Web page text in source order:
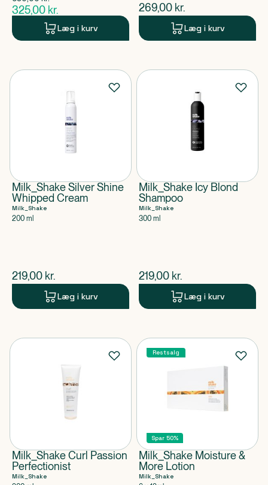
$gammel pris
$nuværende pris
325,00 kr.
Læg i kurv
$nuværende pris
269,00 kr.
Læg i kurv
Milk_Shake Silver Shine
Whipped Cream
Milk_Shake
200 ml
$nuværende pris
219,00 kr.
Læg i kurv
Milk_Shake Icy Blond
Shampoo
Milk_Shake
300 ml
$nuværende pris
219,00 kr.
Læg i kurv
Milk_Shake Curl Passion
Perfectionist
Milk_Shake
Restsalg
Spar 50%
Milk_Shake Moisture &
More Lotion
Milk_Shake